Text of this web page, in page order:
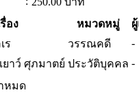
อง
หมวดหมู่
ร
วรรณคดี
-
ยาว์ ศุภมาตย์ ประวัติบุคคล -
หมด